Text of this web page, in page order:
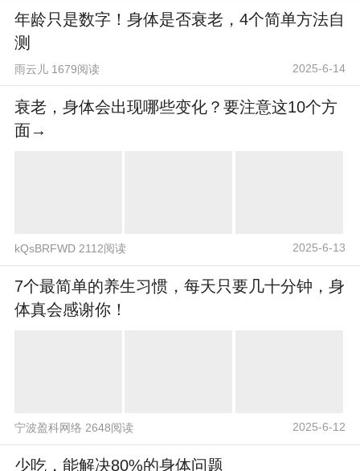
年龄只是数字！身体是否衰老，4个简单方法自
测
雨云儿 1679阅读 2025-6-14
衰老，身体会出现哪些变化？要注意这10个方
面→
kQsBRFWD 2112阅读 2025-6-13
7个最简单的养生习惯，每天只要几十分钟，身
体真会感谢你！
宁波盈科网络 2648阅读 2025-6-12
少吃，能解决80%的身体问题